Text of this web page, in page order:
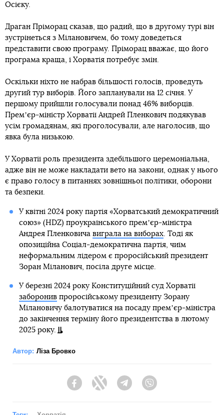
Осієку.
Драган Пріморац сказав, що радий, що в другому турі він
зустрінеться з Мілановичем, бо тому доведеться
представити свою програму. Пріморац вважає, що його
програма краща, і Хорватія потребує змін.
Оскільки ніхто не набрав більшості голосів, проведуть
другий тур виборів. Його запланували на 12 січня. У
першому прийшли голосували понад 46% виборців.
Премʼєр-міністр Хорватії Андрей Пленкович подякував
усім громадянам, які проголосували, але наголосив, що
явка була низькою.
У Хорватії роль президента здебільшого церемоніальна,
адже він не може накладати вето на закони, однак у нього
є право голосу в питаннях зовнішньої політики, оборони
та безпеки.
У квітні 2024 року партія «Хорватський демократичний
союз» (HDZ) проукраїнського премʼєр-міністра
Андрея Пленковича виграла на виборах. Тоді як
опозиційна Соціал-демократична партія, чиїм
неформальним лідером є проросійський президент
Зоран Міланович, посіла друге місце.
У березні 2024 року Конституційний суд Хорватії
заборонивпроросійському президенту Зорану
Мілановичу балотуватися на посаду премʼєр-міністра
до закінчення терміну його президентства в лютому
2025 року.
Автор: Ліза Бровко
FacebookTwitter Telegram